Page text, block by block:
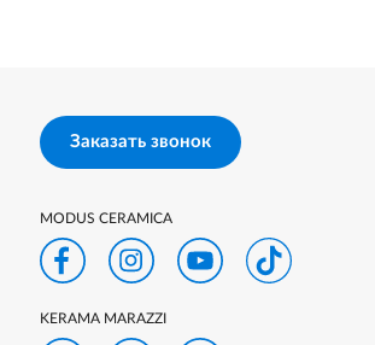
Заказать звонок
MODUS CERAMICA
KERAMA MARAZZI